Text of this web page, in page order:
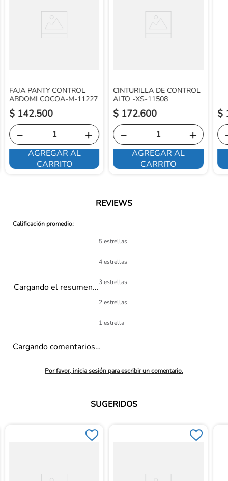
ingresa al siguiente link:
https://www.ortopedicosfuturo.com/reversion-de-pago
FAJA PANTY CONTROL
ABDOMI COCOA-M-11227
$ 142.500
＋
－
AGREGAR AL
CARRITO
CINTURILLA DE CONTROL
ALTO -XS-11508
$ 172.600
＋
－
AGREGAR AL
CARRITO
$
REVIEWS
Cargando el resumen…
5 estrellas
4 estrellas
3 estrellas
2 estrellas
1 estrella
Por favor, inicia sesión para escribir un comentario.
Cargando comentarios…
SUGERIDOS